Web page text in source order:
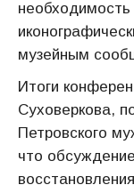
музейным
Итоги
Суховеркова,
Петровского
что